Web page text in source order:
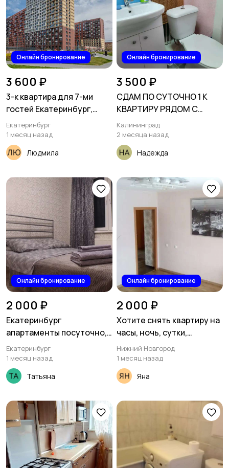
Онлайн бронирование
3 600 ₽
3-к квартира для 7-ми
гостей Екатеринбург,
проспект Космонавтов 11В
Екатеринбург
1 месяц назад
Людмила
Онлайн бронирование
3 500 ₽
СДАМ ПО СУТОЧНО 1 К
КВАРТИРУ РЯДОМ С
РЫБНОЙ ДЕРЕВНЕЙ
Калининград
2 месяца назад
Надежда
Онлайн бронирование
2 000 ₽
Екатеринбург
апартаменты посуточно,
Лётчиков 7
Екатеринбург
1 месяц назад
Татьяна
Онлайн бронирование
2 000 ₽
Хотите снять квартиру на
часы, ночь, сутки,
неделю. в Нижнем
Новгороде?
Нижний Новгород
1 месяц назад
Яна